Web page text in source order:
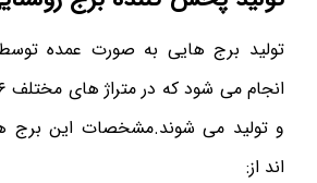
تولید برج هایی به صورت عمده
و تولید می شوند.مشخصات این برج
اند از: